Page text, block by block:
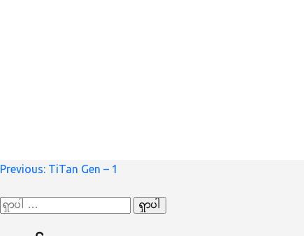
စာမူ
လမ်းကြောင်း
Previous: TiTan Gen – 1
ရှာ